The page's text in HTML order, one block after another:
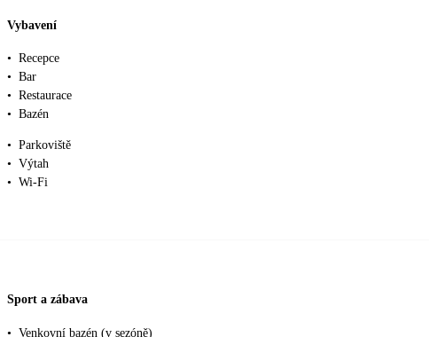
Vybavení
• Recepce
• Bar
• Restaurace
• Bazén
• Parkoviště
• Výtah
• Wi-Fi
Sport a zábava
• Venkovní bazén (v sezóně)